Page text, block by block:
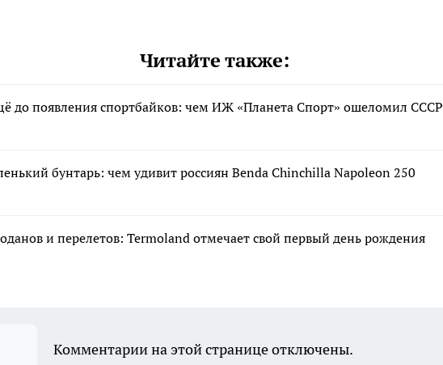
Читайте также:
до появления спортбайков: чем ИЖ «Планета Спорт» ошеломил СССР
бунтарь: чем удивит россиян Benda Chinchilla Napoleon 250
и перелетов: Termoland отмечает свой первый день рождения
Комментарии на этой странице отключены.